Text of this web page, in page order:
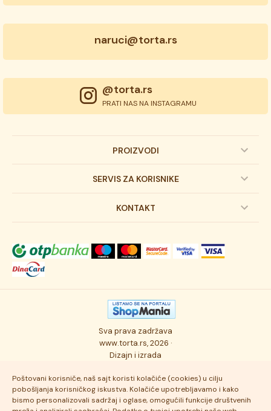
Poštovani korisniče, naš sajt koristi kolačiće (cookies) u cilju
pobošljanja korisničkog iskustva. Kolačiće upotrebljavamo i kako
bismo personalizovali sadržaj i oglase, omogućili funkcije društvenih
naruci@torta.rs
@torta.rs
PRATI NAS NA INSTAGRAMU
PROIZVODI
Dečije torte
Svadbene torte
Torta klasici
Osmisli tortu
Ukusi torti
SERVIS ZA KORISNIKE
Prijava na newsletter
Dostava robe
Autorska prava
Politika privatnosti
Najčešće postavljana pitanja
KONTAKT
Novosti
Posao
Kontakt
Sva prava zadržava
www.torta.rs, 2026 ·
Dizajn i izrada